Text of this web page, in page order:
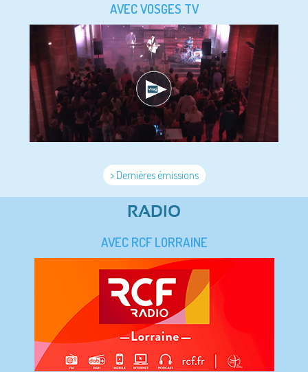
AVEC VOSGES TV
> Dernières émissions
RADIO
AVEC RCF LORRAINE